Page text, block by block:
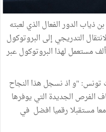
ذياب الدور الفعال الذي لعبته
التدريجي إلى البروتوكول
السادس للانترنت معلنا عن بلوغ 400 ألف مستعمل لهذا البروتوكول عبر
تونس: "و اذ نسجل هذا النجاح
الفرص الجديدة التي يوفرها
مستقبلا رقميا افضل في